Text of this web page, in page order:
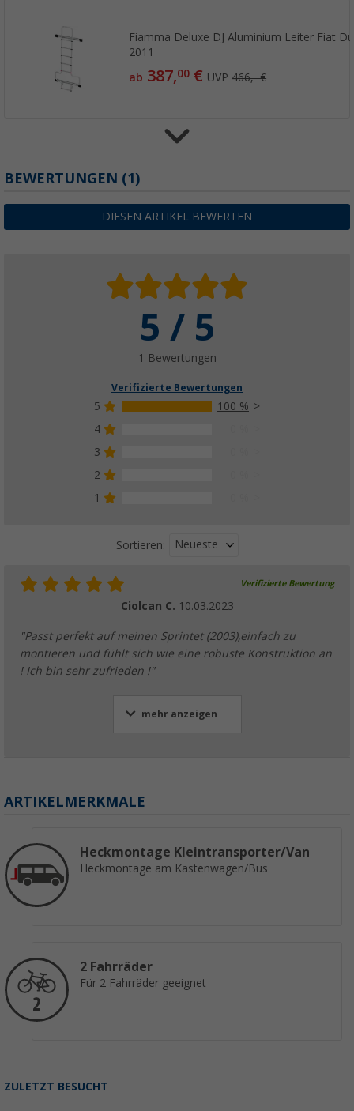
Fiamma Deluxe DJ Aluminium Leiter Fiat
2011
ab 387,00 € UVP466,- €
Premium / Lift E-Bike / Viano / Custom /
54,99 €
Fiamma Rail Premium XL Fahrrad-
(39)
68,99€UVP93,90 €
Fiamma Rail Premium Zusatzschiene
geeignet
55,99€ UVP 65,10 €
BEWERTUNGEN (1)
DIESEN ARTIKEL BEWERTEN
5 / 5
1 Bewertungen
Verifizierte Bewertungen
5
100 %
4
3
2
1
Sortieren: Neueste
Verifizierte Bewertung
Ciolcan C. 10.03.2023
"Passt perfekt auf meinen Sprintet (2003),einfach zu
montieren und fühlt sich wie eine robuste Konstruktion an
! Ich bin sehr zufrieden !"
mehr anzeigen
ARTIKELMERKMALE
Heckmontage Kleintransporter/Van
Heckmontage am Kastenwagen/Bus
2 Fahrräder
Für 2 Fahrräder geeignet
ZULETZT BESUCHT